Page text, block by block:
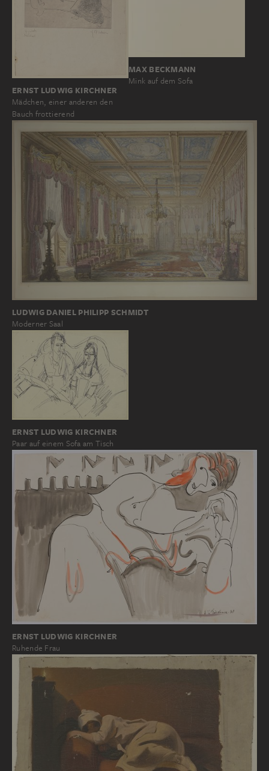
ERNST LUDWIG KIRCHNER
Mädchen, einer anderen den
Bauch frottierend
MAX BECKMANN
Mink auf dem Sofa
LUDWIG DANIEL PHILIPP SCHMIDT
Moderner Saal
ERNST LUDWIG KIRCHNER
Paar auf einem Sofa am Tisch
ERNST LUDWIG KIRCHNER
Ruhende Frau